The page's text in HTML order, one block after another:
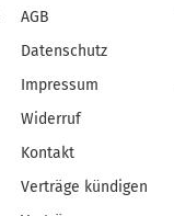
AGB
Datenschutz
Impressum
Widerruf
Kontakt
Verträge kündigen